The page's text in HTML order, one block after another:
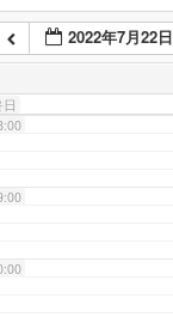
2022年7月22日